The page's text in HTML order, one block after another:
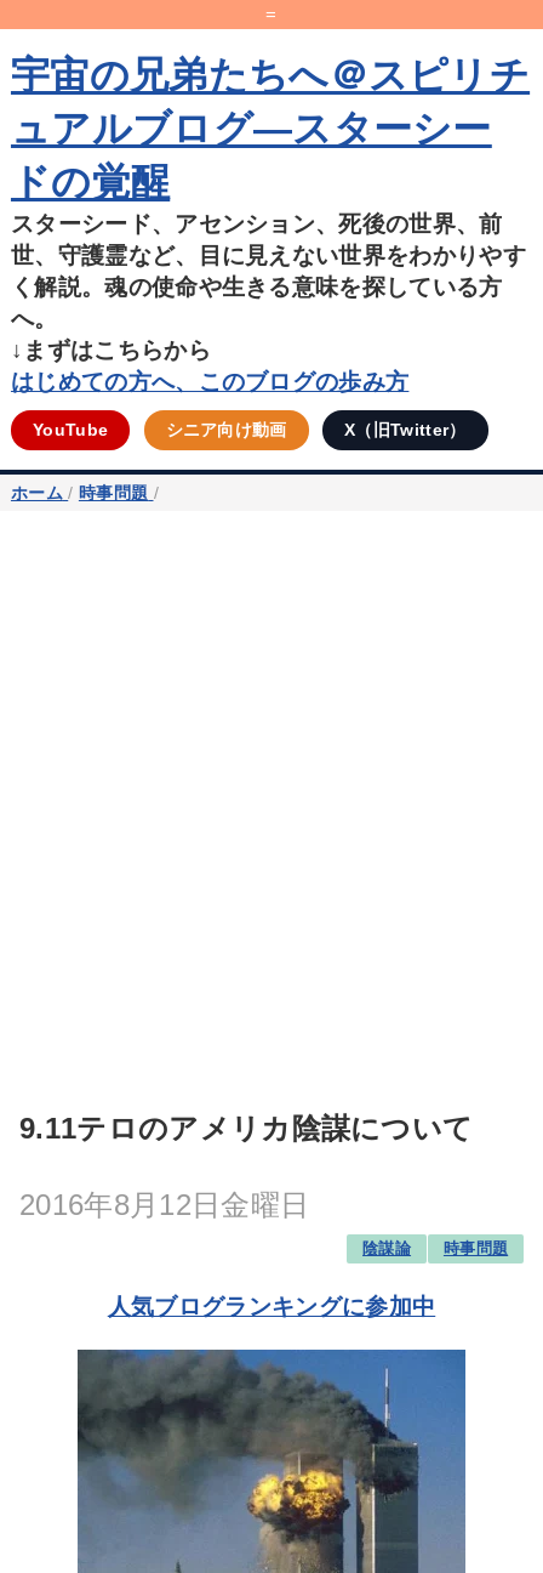
=
宇宙の兄弟たちへ＠スピリチ
ュアルブログ―スターシー
ドの覚醒
スターシード、アセンション、死後の世界、前
世、守護霊など、目に見えない世界をわかりやす
く解説。魂の使命や生きる意味を探している方
へ。
↓まずはこちらから
はじめての方へ、このブログの歩み方
YouTube シニア向け動画 X（旧Twitter）
ホーム / 時事問題 /
9.11テロのアメリカ陰謀について
2016年8月12日金曜日
陰謀論 時事問題
人気ブログランキングに参加中